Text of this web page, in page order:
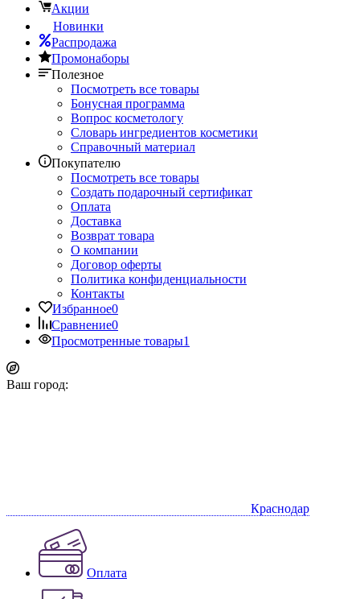
Акции
Новинки
Распродажа
Промонаборы
Полезное
Посмотреть все товары
Бонусная программа
Вопрос косметологу
Словарь ингредиентов косметики
Справочный материал
Покупателю
Посмотреть все товары
Создать подарочный сертификат
Оплата
Доставка
Возврат товара
О компании
Договор оферты
Политика конфиденциальности
Контакты
Избранное0
Сравнение0
Просмотренные товары1
Ваш город:
Краснодар
Оплата